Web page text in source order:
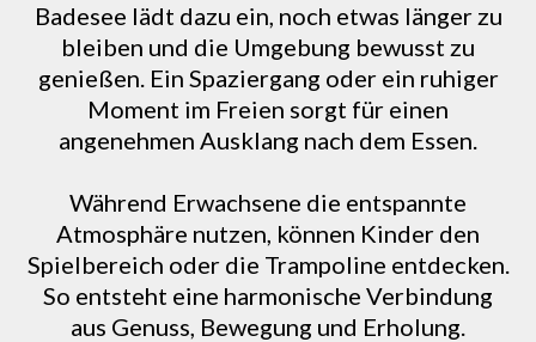
Badesee lädt dazu ein, noch etwas länger zu
bleiben und die Umgebung bewusst zu
genießen. Ein Spaziergang oder ein ruhiger
Moment im Freien sorgt für einen
angenehmen Ausklang nach dem Essen.
Während Erwachsene die entspannte
Atmosphäre nutzen, können Kinder den
Spielbereich oder die Trampoline entdecken.
So entsteht eine harmonische Verbindung
aus Genuss, Bewegung und Erholung.